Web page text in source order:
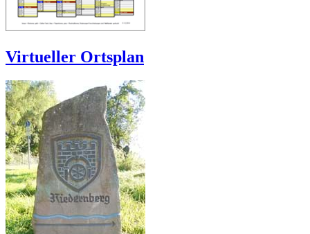
Virtueller Ortsplan